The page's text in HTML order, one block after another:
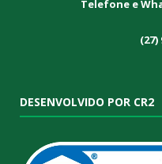
Telefone e
(27)
DESENVOLVIDO POR CR2